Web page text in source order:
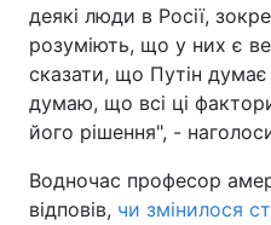
деякі люди в Росії,
розуміють, що у них є
сказати, що Путін
думаю, що всі ці
його рішення", -
Водночас професор
відповів, чи змінилося